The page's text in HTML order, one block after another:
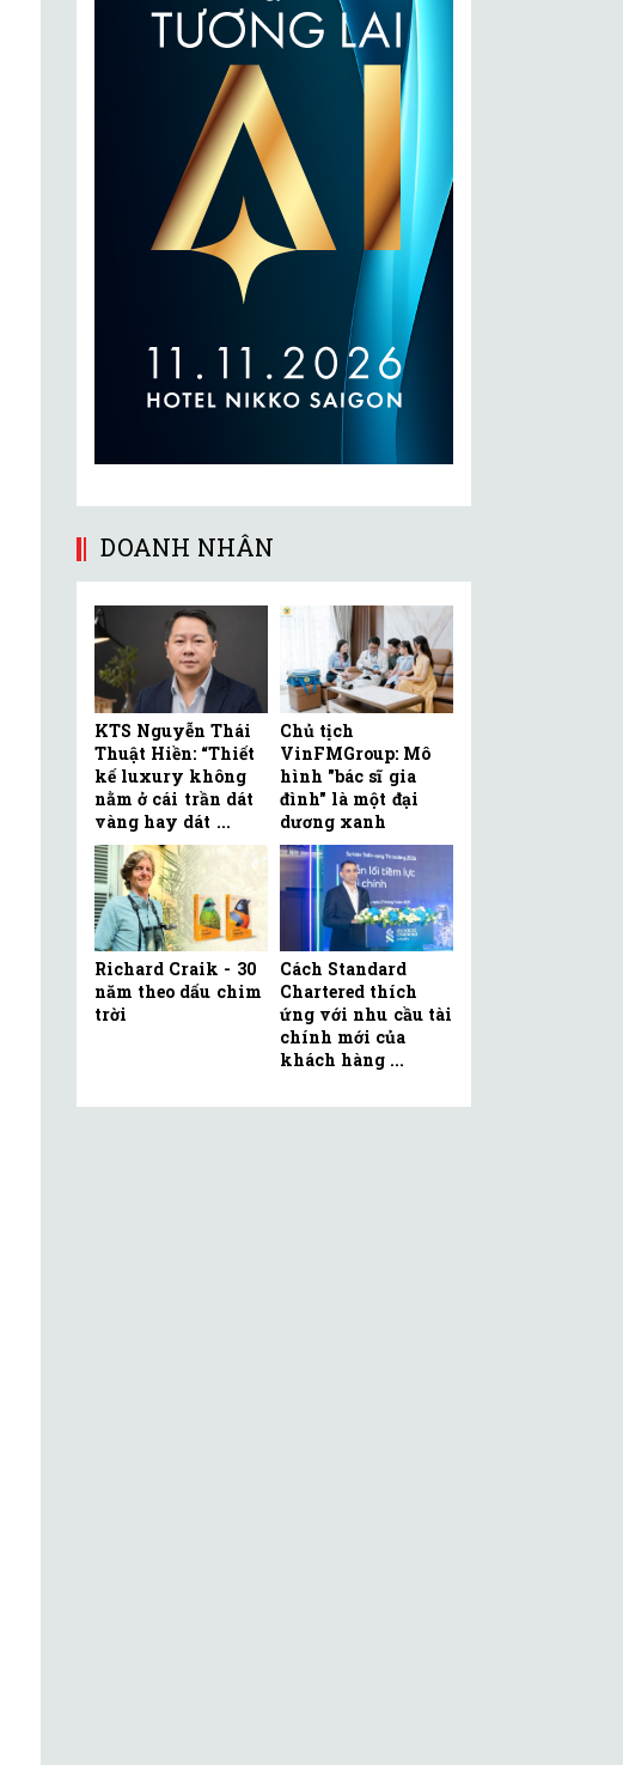
DOANH NHÂN
KTS Nguyễn Thái
Thuật Hiền: “Thiết
kế luxury không
nằm ở cái trần dát
vàng hay dát ...
Chủ tịch
VinFMGroup: Mô
hình "bác sĩ gia
đình" là một đại
dương xanh
Richard Craik - 30
năm theo dấu chim
trời
Cách Standard
Chartered thích
ứng với nhu cầu tài
chính mới của
khách hàng ...